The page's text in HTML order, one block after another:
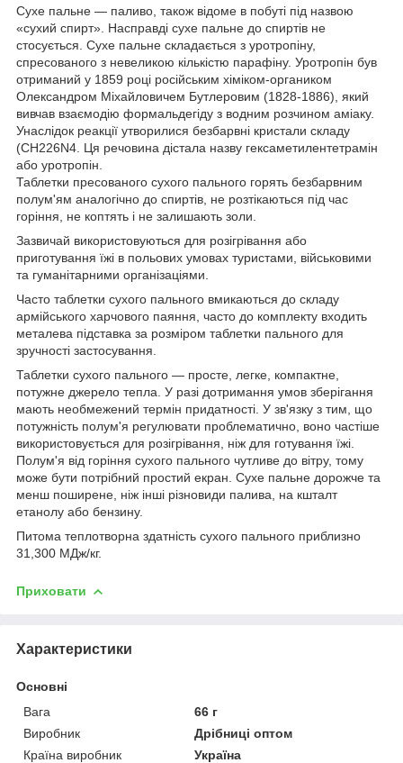
Сухе пальне — паливо, також відоме в побуті під назвою
«сухий спирт». Насправді сухе пальне до спиртів не
стосується. Сухе пальне складається з уротропіну,
спресованого з невеликою кількістю парафіну. Уротропін був
отриманий у 1859 році російським хіміком-органиком
Олександром Міхайловичем Бутлеровим (1828-1886), який
вивчав взаємодію формальдегіду з водним розчином аміаку.
Унаслідок реакції утворилися безбарвні кристали складу
(СH226N4. Ця речовина дістала назву гексаметилентетрамін
або уротропін.
Таблетки пресованого сухого пального горять безбарвним
полум'ям аналогічно до спиртів, не розтікаються під час
горіння, не коптять і не залишають золи.
Зазвичай використовуються для розігрівання або
приготування їжі в польових умовах туристами, військовими
та гуманітарними організаціями.
Часто таблетки сухого пального вмикаються до складу
армійського харчового паяння, часто до комплекту входить
металева підставка за розміром таблетки пального для
зручності застосування.
Таблетки сухого пального — просте, легке, компактне,
потужне джерело тепла. У разі дотримання умов зберігання
мають необмежений термін придатності. У зв'язку з тим, що
потужність полум'я регулювати проблематично, воно частіше
використовується для розігрівання, ніж для готування їжі.
Полум'я від горіння сухого пального чутливе до вітру, тому
може бути потрібний простий екран. Сухе пальне дорожче та
менш поширене, ніж інші різновиди палива, на кшталт
етанолу або бензину.
Питома теплотворна здатність сухого пального приблизно
31,300 МДж/кг.
Приховати
Характеристики
Основні
Вага
66 г
Виробник
Дрібниці оптом
Країна виробник
Україна